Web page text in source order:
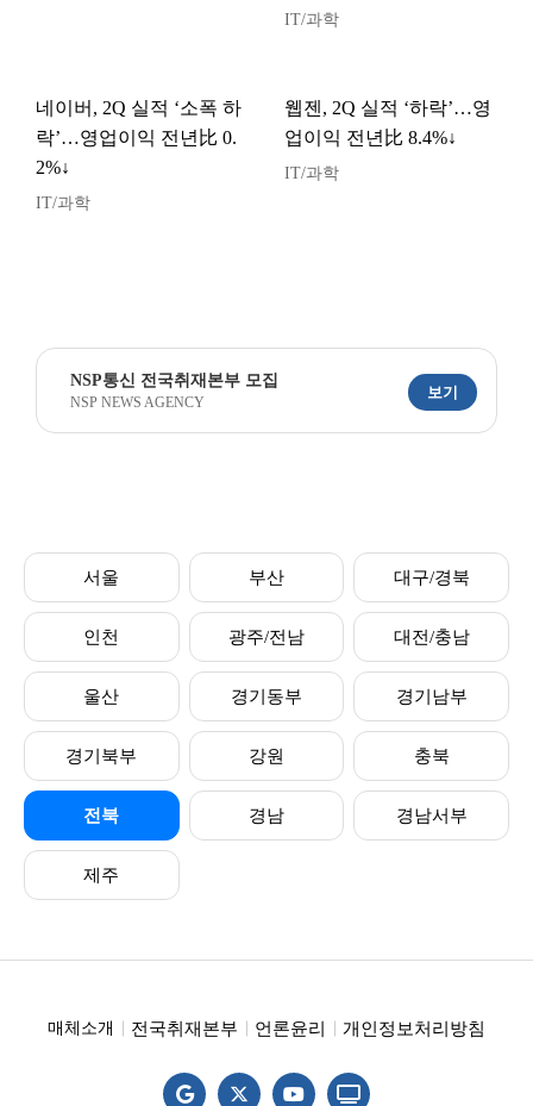
IT/과학
네이버, 2Q 실적 ‘소폭 하
락’…영업이익 전년比 0.
2%↓
IT/과학
웹젠, 2Q 실적 ‘하락’…영
업이익 전년比 8.4%↓
IT/과학
NSP통신 전국취재본부 모집
NSP NEWS AGENCY
보기
서울 부산 대구/경북
인천 광주/전남 대전/충남
울산 경기동부 경기남부
경기북부 강원 충북
전북 경남 경남서부
제주
매체소개 전국취재본부 언론윤리 개인정보처리방침